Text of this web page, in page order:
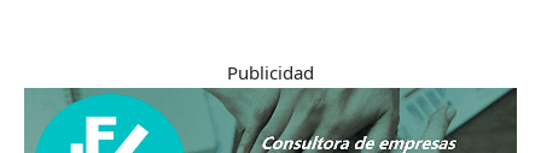
Publicidad